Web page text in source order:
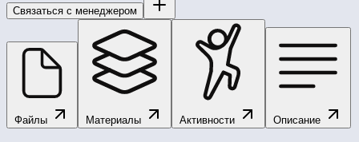
Связаться с менеджером
Файлы Материалы Активности Описание